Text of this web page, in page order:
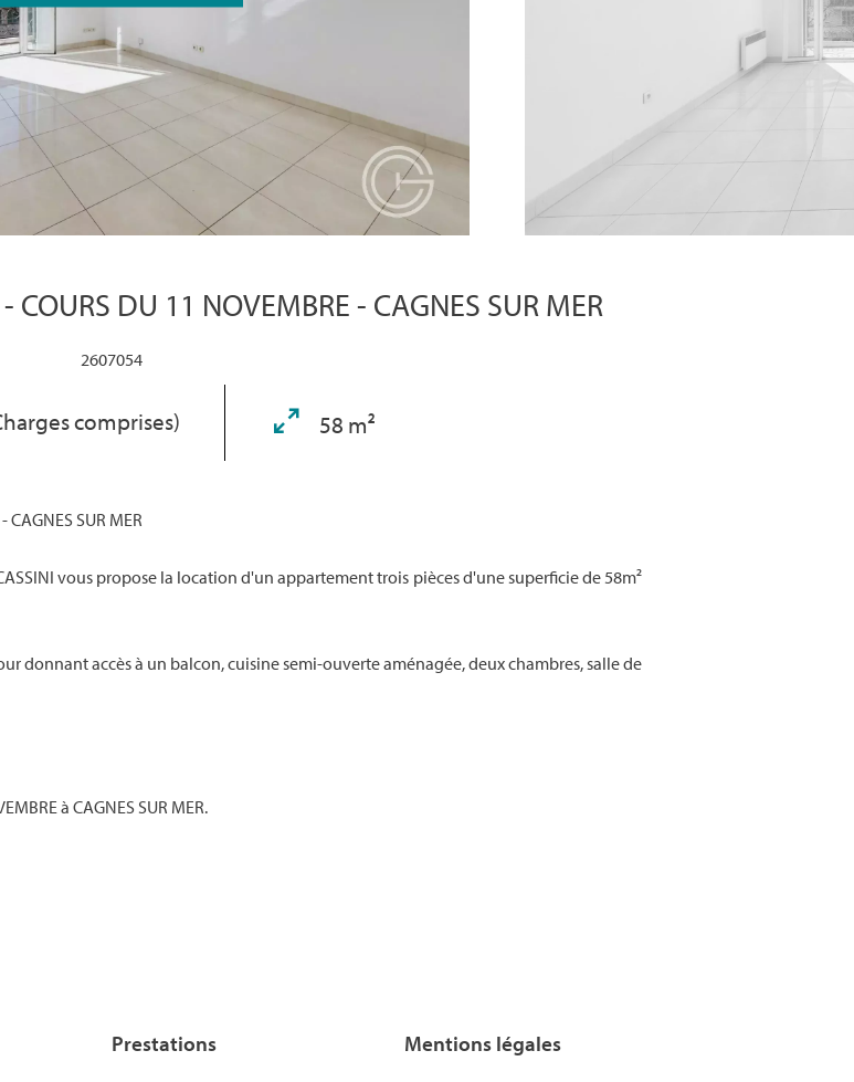
COURS DU 11 NOVEMBRE - CAGNES SUR MER
2607054
comprises) 58 m²
CAGNES SUR MER
vous propose la location d'un appartement trois pièces d'une superficie de 58m²
donnant accès à un balcon, cuisine semi-ouverte aménagée, deux chambres, salle de
à CAGNES SUR MER.
Prestations Mentions légales